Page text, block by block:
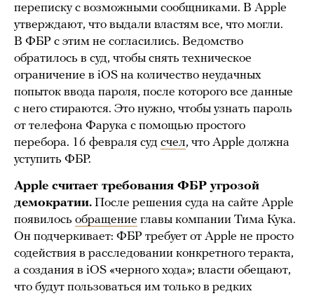
переписку с возможными сообщниками. В Apple
утверждают, что выдали властям все, что могли.
В ФБР с этим не согласились. Ведомство
обратилось в суд, чтобы снять техническое
ограничение в iOS на количество неудачных
попыток ввода пароля, после которого все данные
с него стираются. Это нужно, чтобы узнать пароль
от телефона Фарука с помощью простого
перебора. 16 февраля суд счел, что Apple должна
уступить ФБР.
Apple считает требования ФБР угрозой
демократии. После решения суда на сайте Apple
появилось обращение главы компании Тима Кука.
Он подчеркивает: ФБР требует от Apple не просто
содействия в расследовании конкретного теракта,
а создания в iOS «черного хода»; власти обещают,
что будут пользоваться им только в редких